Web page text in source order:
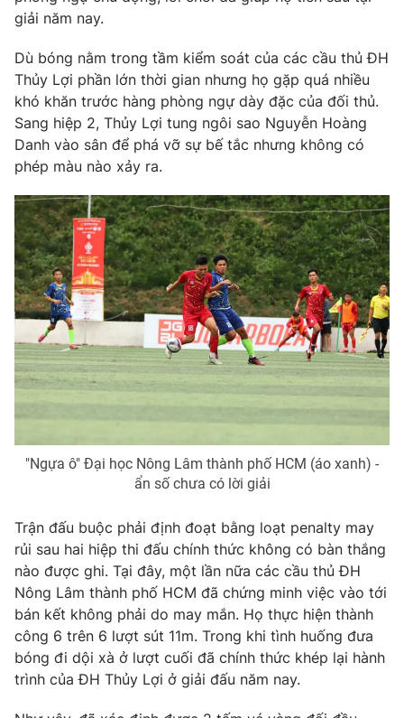
Theo dõi báo trên
Cơ quan chủ quản:Đài Truyền hình Việt Nam
Cơ quan báo chí:Thời báo VTV
cấp ngày 29/12/2023
Tổng Biên tập:Vũ Thanh Thủy
Phó Tổng Biên tập:Nguyễn Thị Mỹ Hạnh, Phạm Quốc Thắng,
Nguyễn Trọng Ninh
Tổng đài VTV:024.38 355 931 - 024.38 355 932
Ðiện thoại Thời báo VTV:024.66 897 897
Email:toasoan@vtv.vn
Liên hệ quảng cáo:024-7300.7108
® Cấm sao chép dưới mọi hình thức nếu không có sự chấp
thuận bằng văn bản. Ghi rõ nguồn VTV.vn khi phát hành lại
thông tin từ website này.
giải năm nay.
Dù bóng nằm trong tầm kiểm soát của các cầu thủ ĐH
Thủy Lợi phần lớn thời gian nhưng họ gặp quá nhiều
khó khăn trước hàng phòng ngự dày đặc của đối thủ.
Sang hiệp 2, Thủy Lợi tung ngôi sao Nguyễn Hoàng
Danh vào sân để phá vỡ sự bế tắc nhưng không có
phép màu nào xảy ra.
"Ngựa ô" Đại học Nông Lâm thành phố HCM (áo xanh) -
ẩn số chưa có lời giải
Trận đấu buộc phải định đoạt bằng loạt penalty may
rủi sau hai hiệp thi đấu chính thức không có bàn thắng
nào được ghi. Tại đây, một lần nữa các cầu thủ ĐH
Nông Lâm thành phố HCM đã chứng minh việc vào tới
bán kết không phải do may mắn. Họ thực hiện thành
công 6 trên 6 lượt sút 11m. Trong khi tình huống đưa
bóng đi dội xà ở lượt cuối đã chính thức khép lại hành
trình của ĐH Thủy Lợi ở giải đấu năm nay.